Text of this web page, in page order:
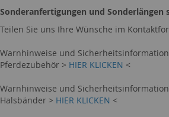
Sonderanfertigungen und Sonderlängen
Teilen Sie uns Ihre Wünsche im
Warnhinweise und
Pferdezubehör > HIER KLICKEN <
Warnhinweise und
Halsbänder > HIER KLICKEN <